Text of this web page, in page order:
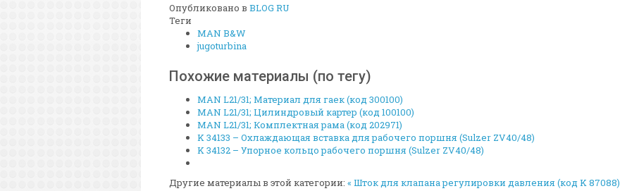
Опубликовано в BLOG RU
Теги
MAN B&W
jugoturbina
Похожие материалы (по тегу)
MAN L21/31; Материал для гаек (код 300100)
MAN L21/31; Цилиндровый картер (код 100100)
MAN L21/31; Комплектная рама (код 202971)
K 34133 – Охлаждающая вставка для рабочего поршня (Sulzer ZV40/48)
K 34132 – Упорное кольцо рабочего поршня (Sulzer ZV40/48)
Другие материалы в этой категории: « Шток для клапана регулировки давления (код K 87088)